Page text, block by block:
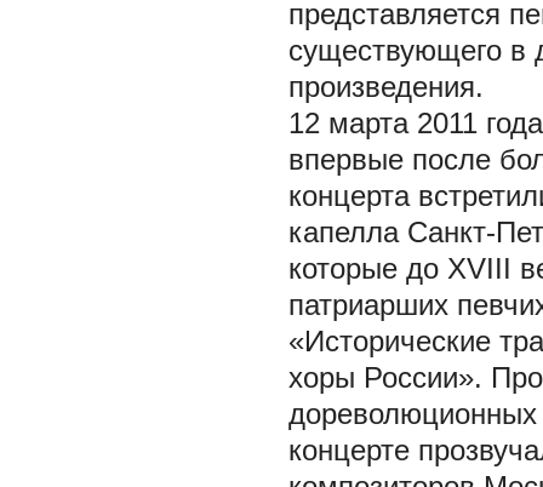
представляется
существующего в
произведения.
12 марта 2011
впервые после
концерта
капелла Санкт-
которые до XVIII
патриарших
«Исторические
хоры России».
дореволюционных
концерте